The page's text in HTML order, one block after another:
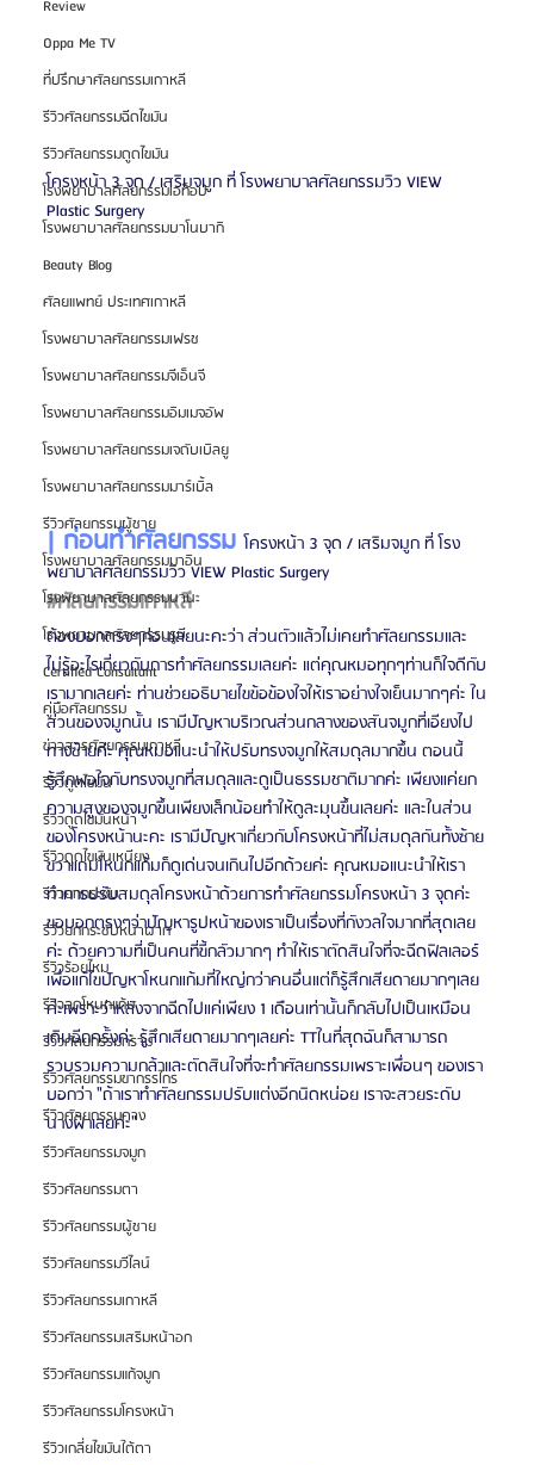
Review
Oppa Me TV
ที่ปรึกษาศัลยกรรมเกาหลี
รีวิวศัลยกรรมฉีดไขมัน
รีวิวศัลยกรรมดูดไขมัน
โรงพยาบาลศัลยกรรมเอท็อป
โรงพยาบาลศัลยกรรมบาโนบากิ
Beauty Blog
ศัลยแพทย์ ประเทศเกาหลี
โรงพยาบาลศัลยกรรมเฟรช
โรงพยาบาลศัลยกรรมจีเอ็นจี
โรงพยาบาลศัลยกรรมอิมเมจอัพ
โรงพยาบาลศัลยกรรมเจดับเบิลยู
โรงพยาบาลศัลยกรรมมาร์เบิ้ล
รีวิวศัลยกรรมผู้ชาย
โรงพยาบาลศัลยกรรมมาอิน
โรงพยาบาลศัลยกรรมนานะ
โรงพยาบาลศัลยกรรมรูบี
Certified Consultant
คู่มือศัลยกรรม
ข่าวสารศัลยกรรมเกาหลี
รีวิวดูดไขมัน
รีวิวดูดไขมันหน้า
รีวิวดูดไขมันเหนียง
รีวิวยกกระชับ
รีวิวยกกระชับหน้าผาก
รีวิวร้อยไหม
รีวิวลดโหนกแก้ม
รีวิวศัลยกรรมกราม
รีวิวศัลยกรรมขากรรไกร
รีวิวศัลยกรรมคาง
รีวิวศัลยกรรมจมูก
รีวิวศัลยกรรมตา
รีวิวศัลยกรรมผู้ชาย
รีวิวศัลยกรรมวีไลน์
รีวิวศัลยกรรมเกาหลี
รีวิวศัลยกรรมเสริมหน้าอก
รีวิวศัลยกรรมแก้จมูก
รีวิวศัลยกรรมโครงหน้า
รีวิวเกลี่ยไขมันใต้ตา
โครงหน้า 3 จุด / เสริมจมูก ที่ โรงพยาบาลศัลยกรรมวิว VIEW
Plastic Surgery
| ก่อนทำศัลยกรรม โครงหน้า 3 จุด / เสริมจมูก ที่ โรง
พยาบาลศัลยกรรมวิว VIEW Plastic Surgery
#ศัลยกรรมเกาหลี
ต้องบอกตรงๆก่อนเลยนะคะว่า ส่วนตัวแล้วไม่เคยทำศัลยกรรมและ
ไม่รู้อะไรเกี่ยวกับการทำศัลยกรรมเลยค่ะ แต่คุณหมอทุกๆท่านก็ใจดีกับ
เรามากเลยค่ะ ท่านช่วยอธิบายไขข้อข้องใจให้เราอย่างใจเย็นมากๆค่ะ ใน
ส่วนของจมูกนั้น เรามีปัญหาบริเวณส่วนกลางของสันจมูกที่เอียงไป
ทางซ้ายค่ะ คุณหมอแนะนำให้ปรับทรงจมูกให้สมดุลมากขึ้น ตอนนี้
รู้สึกพอใจกับทรงจมูกที่สมดุลและดูเป็นธรรมชาติมากค่ะ เพียงแค่ยก
ความสูงของจมูกขึ้นเพียงเล็กน้อยทำให้ดูละมุนขึ้นเลยค่ะ และในส่วน
ของโครงหน้านะคะ เรามีปัญหาเกี่ยวกับโครงหน้าที่ไม่สมดุลกันทั้งซ้าย
ขวาแถมโหนกแก้มก็ดูเด่นจนเกินไปอีกด้วยค่ะ คุณหมอแนะนำให้เรา
ทำการปรับสมดุลโครงหน้าด้วยการทำศัลยกรรมโครงหน้า 3 จุดค่ะ
ขอบอกตรงๆว่าปัญหารูปหน้าของเราเป็นเรื่องที่กังวลใจมากที่สุดเลย
ค่ะ ด้วยความที่เป็นคนที่ขี้กลัวมากๆ ทำให้เราตัดสินใจที่จะฉีดฟิลเลอร์
เพื่อแก้ไขปัญหาโหนกแก้มที่ใหญ่กว่าคนอื่นแต่ก็รู้สึกเสียดายมากๆเลย
ค่ะเพราะว่าหลังจากฉีดไปแค่เพียง 1 เดือนเท่านั้นก็กลับไปเป็นเหมือน
เดิมอีกครั้งค่ะ รู้สึกเสียดายมากๆเลยค่ะ TTในที่สุดฉันก็สามารถ
รวบรวมความกล้าและตัดสินใจที่จะทำศัลยกรรมเพราะเพื่อนๆ ของเรา
บอกว่า "ถ้าเราทำศัลยกรรมปรับแต่งอีกนิดหน่อย เราจะสวยระดับ
นางฟ้าเลยค่ะ"